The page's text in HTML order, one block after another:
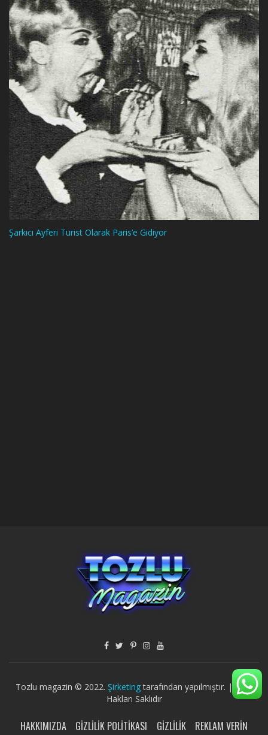
Şarkıcı Ayferi Turist Olarak Paris’e Gidiyor
Tozlu magazin © 2022. Şirketingtarafından yapılmıştır. | Tüm
Hakları Saklıdır
HAKKIMIZDA GIZLILIK POLITIKASI GIZLILIK REKLAM VERIN